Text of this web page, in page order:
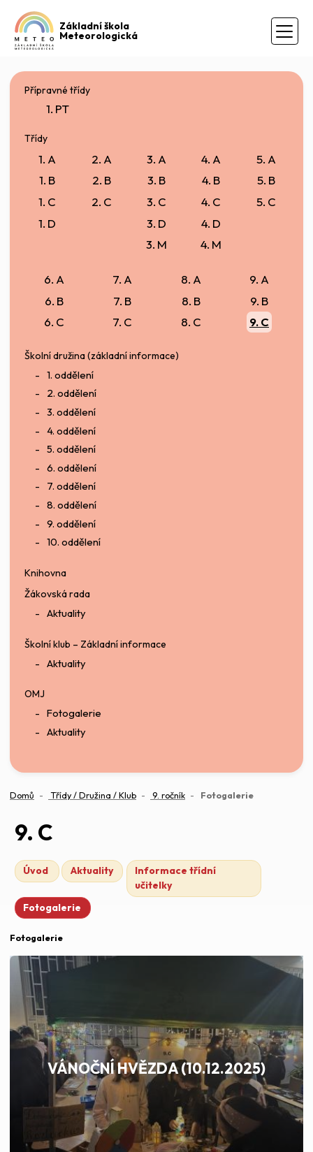
Základní škola
Meteorologická
Přípravné třídy
1. PT
Třídy
1. A
1. B
1. C
1. D
2. A
2. B
2. C
3. A
3. B
3. C
3. D
3. M
4. A
4. B
4. C
4. D
4. M
5. A
5. B
5. C
6. A
6. B
6. C
7. A
7. B
7. C
8. A
8. B
8. C
9. A
9. B
9. C
Školní družina (základní informace)
1. oddělení
2. oddělení
3. oddělení
4. oddělení
5. oddělení
6. oddělení
7. oddělení
8. oddělení
9. oddělení
10. oddělení
Knihovna
Žákovská rada
Aktuality
Školní klub – Základní informace
Aktuality
OMJ
Fotogalerie
Aktuality
Domů Třídy / Družina / Klub 9. ročník Fotogalerie(aktuální)
9. C
Úvod Aktuality
Informace třídní
učitelky
Fotogalerie
Fotogalerie
VÁNOČNÍ HVĚZDA (10.12.2025)